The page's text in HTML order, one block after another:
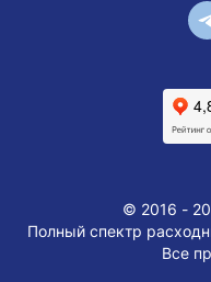
© 2016 -
Полный спектр
Все